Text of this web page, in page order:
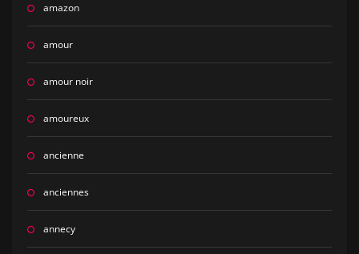
amazon
amour
amour noir
amoureux
ancienne
anciennes
annecy